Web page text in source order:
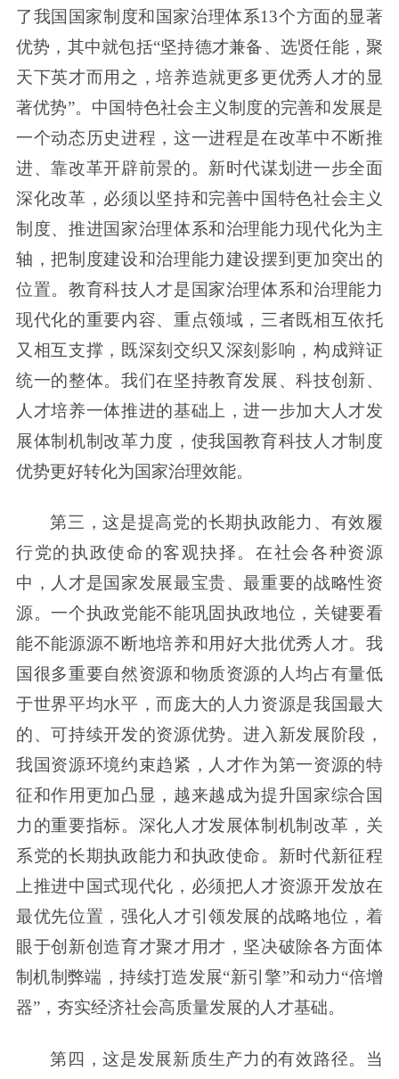
了我国国家制度和国家治理体系13个方面的显著
优势，其中就包括“坚持德才兼备、选贤任能，聚
天下英才而用之，培养造就更多更优秀人才的显
著优势”。中国特色社会主义制度的完善和发展是
一个动态历史进程，这一进程是在改革中不断推
进、靠改革开辟前景的。新时代谋划进一步全面
深化改革，必须以坚持和完善中国特色社会主义
制度、推进国家治理体系和治理能力现代化为主
轴，把制度建设和治理能力建设摆到更加突出的
位置。教育科技人才是国家治理体系和治理能力
现代化的重要内容、重点领域，三者既相互依托
又相互支撑，既深刻交织又深刻影响，构成辩证
统一的整体。我们在坚持教育发展、科技创新、
人才培养一体推进的基础上，进一步加大人才发
展体制机制改革力度，使我国教育科技人才制度
优势更好转化为国家治理效能。
第三，这是提高党的长期执政能力、有效履
行党的执政使命的客观抉择。在社会各种资源
中，人才是国家发展最宝贵、最重要的战略性资
源。一个执政党能不能巩固执政地位，关键要看
能不能源源不断地培养和用好大批优秀人才。我
国很多重要自然资源和物质资源的人均占有量低
于世界平均水平，而庞大的人力资源是我国最大
的、可持续开发的资源优势。进入新发展阶段，
我国资源环境约束趋紧，人才作为第一资源的特
征和作用更加凸显，越来越成为提升国家综合国
力的重要指标。深化人才发展体制机制改革，关
系党的长期执政能力和执政使命。新时代新征程
上推进中国式现代化，必须把人才资源开发放在
最优先位置，强化人才引领发展的战略地位，着
眼于创新创造育才聚才用才，坚决破除各方面体
制机制弊端，持续打造发展“新引擎”和动力“倍增
器”，夯实经济社会高质量发展的人才基础。
第四，这是发展新质生产力的有效路径。当